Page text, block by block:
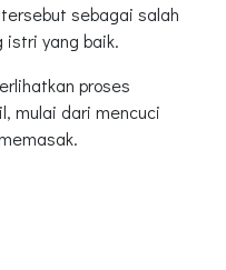
sebagai salah
istri yang baik.
proses
mulai dari mencuci